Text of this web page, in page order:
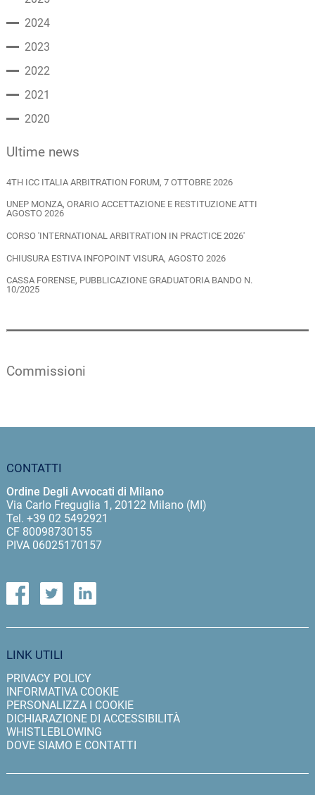
2024
2023
2022
2021
2020
Ultime news
4TH ICC ITALIA ARBITRATION FORUM, 7 OTTOBRE 2026
UNEP MONZA, ORARIO ACCETTAZIONE E RESTITUZIONE ATTI
AGOSTO 2026
CORSO 'INTERNATIONAL ARBITRATION IN PRACTICE 2026'
CHIUSURA ESTIVA INFOPOINT VISURA, AGOSTO 2026
CASSA FORENSE, PUBBLICAZIONE GRADUATORIA BANDO N.
10/2025
Commissioni
CONTATTI
Ordine Degli Avvocati di Milano
Via Carlo Freguglia 1, 20122 Milano (MI)
Tel. +39 02 5492921
CF 80098730155
PIVA 06025170157
LINK UTILI
PRIVACY POLICY
INFORMATIVA COOKIE
PERSONALIZZA I COOKIE
DICHIARAZIONE DI ACCESSIBILITÀ
WHISTLEBLOWING
DOVE SIAMO E CONTATTI